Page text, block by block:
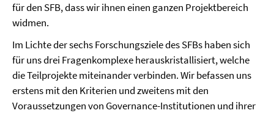
für den SFB, dass wir ihnen einen ganzen Projektbereich
widmen.
Im Lichte der sechs Forschungsziele des SFBs haben sich
für uns drei Fragenkomplexe herauskristallisiert, welche
die Teilprojekte miteinander verbinden. Wir befassen uns
erstens mit den Kriterien und zweitens mit den
Voraussetzungen von Governance-Institutionen und ihrer